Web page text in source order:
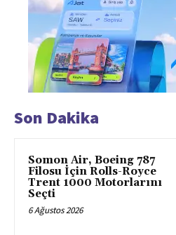
Son Dakika
Somon Air, Boeing 787
Filosu İçin Rolls-Royce
Trent 1000 Motorlarını
Seçti
6 Ağustos 2026